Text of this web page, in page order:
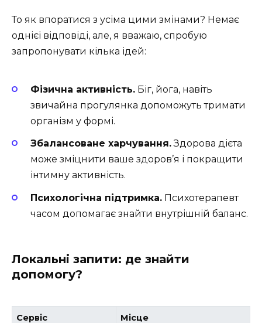
То як впоратися з усіма цими змінами? Немає
однієї відповіді, але, я вважаю, спробую
запропонувати кілька ідей:
Фізична активність. Біг, йога, навіть
звичайна прогулянка допоможуть тримати
організм у формі.
Збалансоване харчування.Здорова дієта
може зміцнити ваше здоров’я і покращити
інтимну активність.
Психологічна підтримка. Психотерапевт
часом допомагає знайти внутрішній баланс.
Локальні запити: де знайти
допомогу?
Сервіс Місце